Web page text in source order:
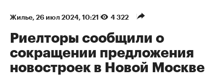
Жилье⁠, 26 июл 2024, 10:21 4 322
Риелторы сообщили о
сокращении предложения
новостроек в Новой Москве